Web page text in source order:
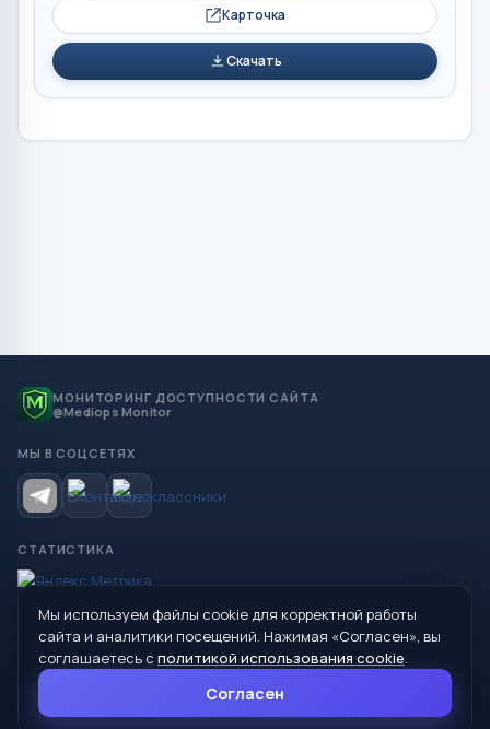
Карточка
Скачать
МОНИТОРИНГ ДОСТУПНОСТИ САЙТА
@Mediops Monitor
МЫ В СОЦСЕТЯХ
СТАТИСТИКА
© 2026 Управление образования Администрации МО
Сухой Лог
624800, Свердловская область, г. Сухой Лог, ул. Кирова, дом 7
8 (34373) 4-33-85
Мы используем файлы cookie для корректной работы
сайта и аналитики посещений. Нажимая «Согласен», вы
соглашаетесь с политикой использования cookie.
Согласен